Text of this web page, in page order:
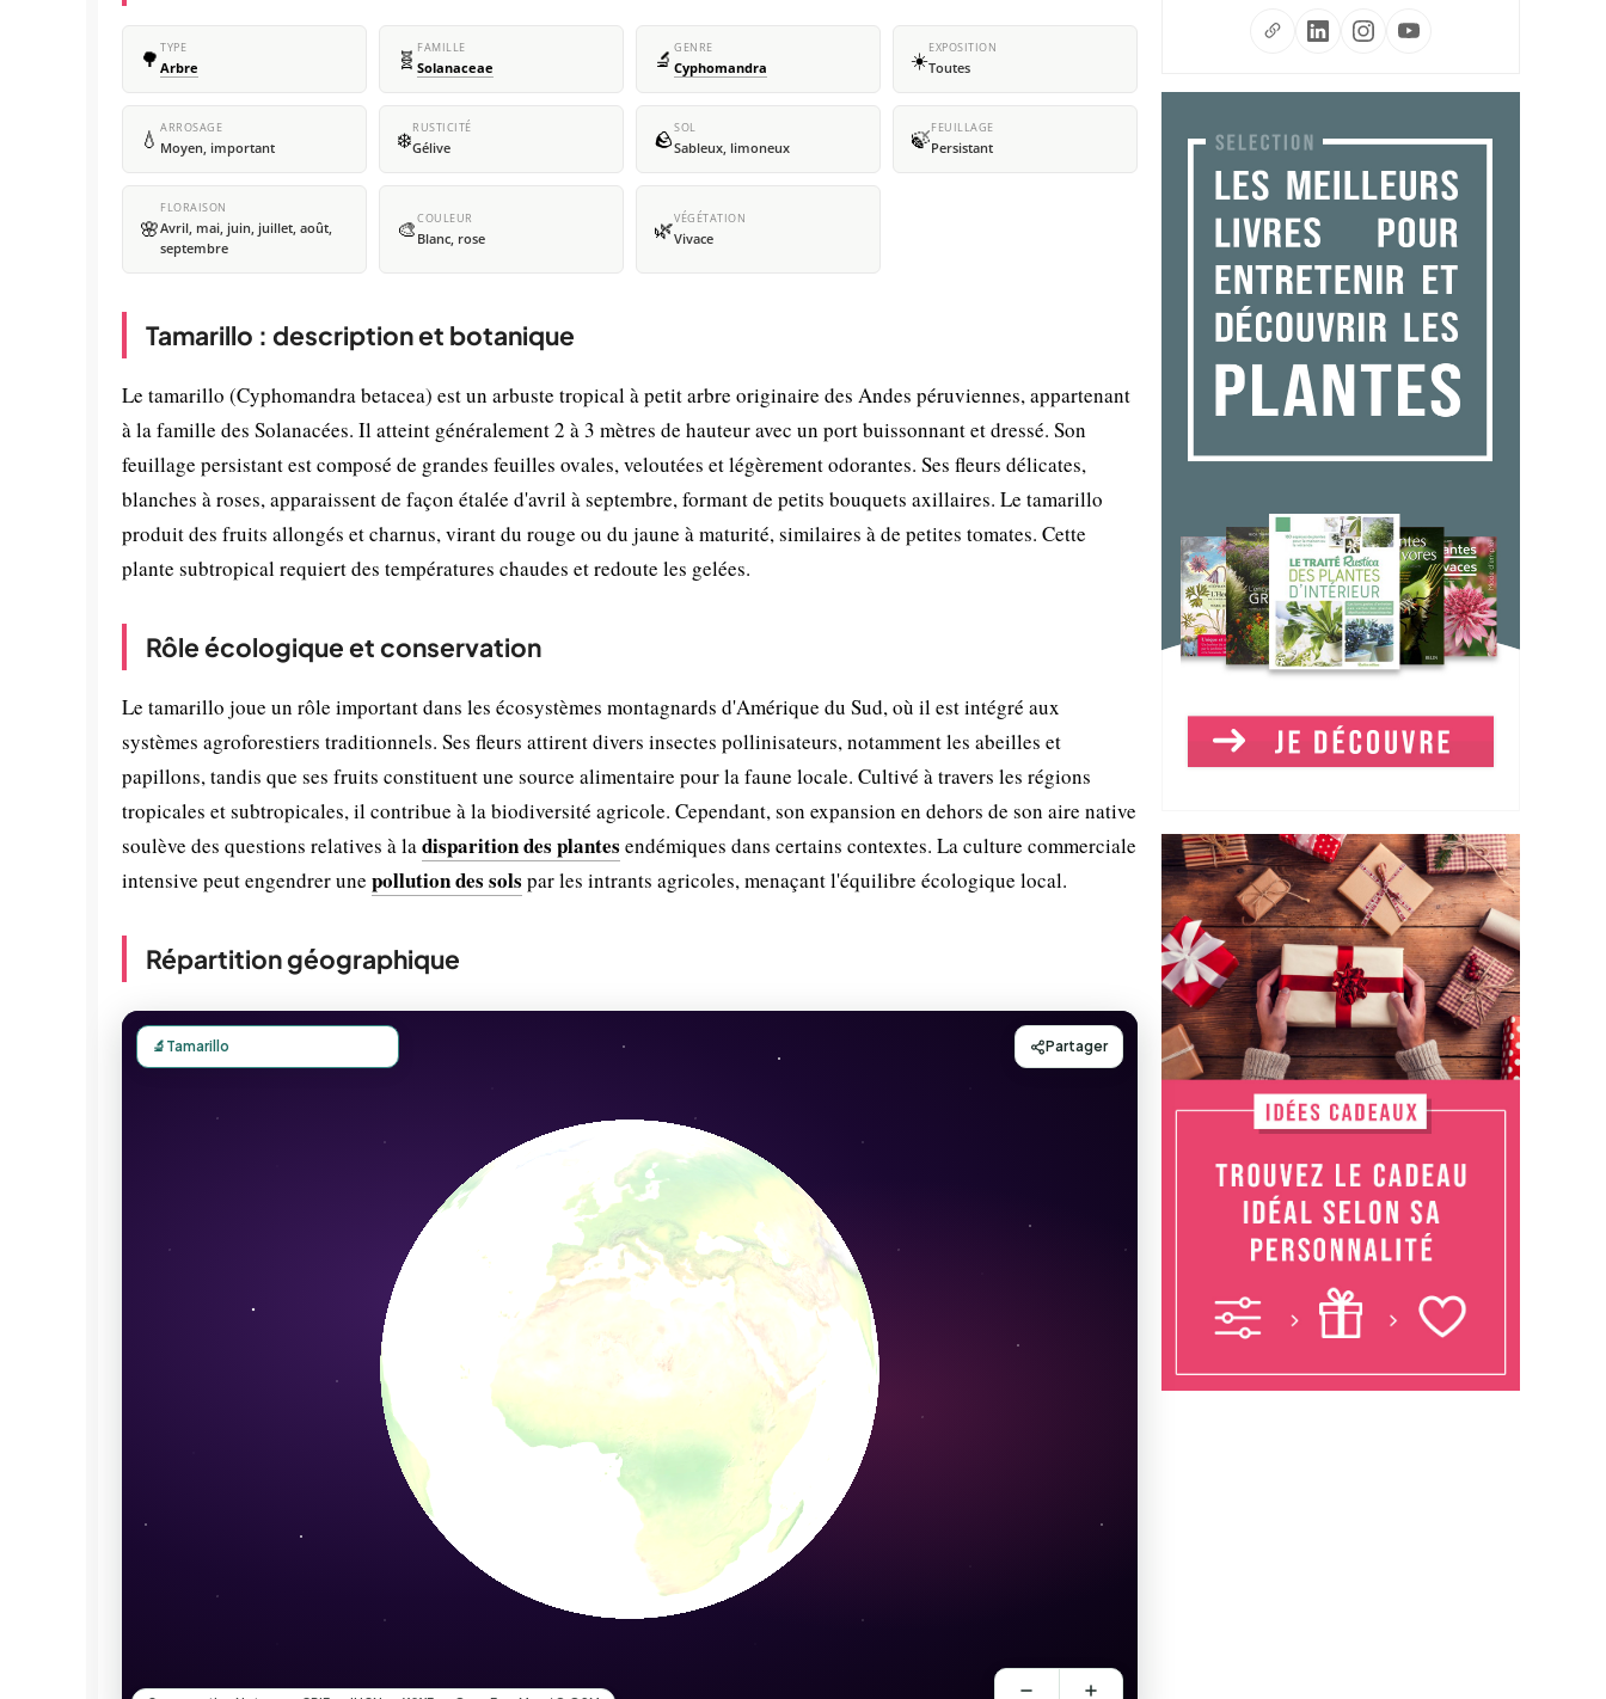
🌳 TYPE
Arbre 🧬 FAMILLE
Solanaceae 🔬 GENRE
Cyphomandra ☀️EXPOSITION
Toutes
💧 ARROSAGE
Moyen, important ❄️RUSTICITÉ
Gélive 🪨SOL
Sableux, limoneux 🍃FEUILLAGE
Persistant
🌸
FLORAISON
Avril, mai, juin, juillet, août,
septembre
🎨COULEUR
Blanc, rose 🌿VÉGÉTATION
Vivace
Tamarillo : description et botanique
Le tamarillo (Cyphomandra betacea) est un arbuste tropical à petit arbre originaire des Andes péruviennes, appartenant
à la famille des Solanacées. Il atteint généralement 2 à 3 mètres de hauteur avec un port buissonnant et dressé. Son
feuillage persistant est composé de grandes feuilles ovales, veloutées et légèrement odorantes. Ses fleurs délicates,
blanches à roses, apparaissent de façon étalée d'avril à septembre, formant de petits bouquets axillaires. Le tamarillo
produit des fruits allongés et charnus, virant du rouge ou du jaune à maturité, similaires à de petites tomates. Cette
plante subtropical requiert des températures chaudes et redoute les gelées.
Rôle écologique et conservation
Le tamarillo joue un rôle important dans les écosystèmes montagnards d'Amérique du Sud, où il est intégré aux
systèmes agroforestiers traditionnels. Ses fleurs attirent divers insectes pollinisateurs, notamment les abeilles et
papillons, tandis que ses fruits constituent une source alimentaire pour la faune locale. Cultivé à travers les régions
tropicales et subtropicales, il contribue à la biodiversité agricole. Cependant, son expansion en dehors de son aire native
soulève des questions relatives à ladisparition des plantes endémiques dans certains contextes. La culture commerciale
intensive peut engendrer une pollution des sols par les intrants agricoles, menaçant l'équilibre écologique local.
Répartition géographique